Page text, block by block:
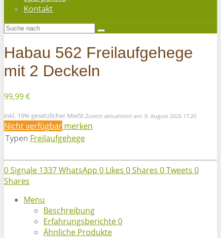
Kontakt
Habau 562 Freilaufgehege
mit 2 Deckeln
99,99 €
inkl. 19% gesetzlicher MwSt.Zuletzt aktualisiert am: 8. August 2026 17:20
Nicht verfügbar merken
Typen Freilaufgehege
0Signale 1337WhatsApp 0 Likes 0Shares 0Tweets 0
Shares
Menu
Beschreibung
Erfahrungsberichte0
Ähnliche Produkte